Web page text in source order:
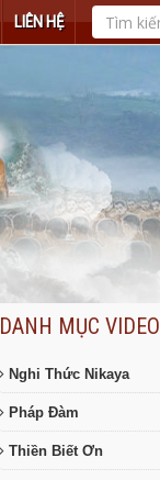
LIÊN HỆ
DANH MỤC VIDEO
Nghi Thức Nikaya
Pháp Đàm
Thiền Biết Ơn